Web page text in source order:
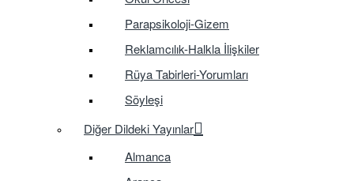
Parapsikoloji-Gizem
Reklamcılık-Halkla İlişkiler
Rüya Tabirleri-Yorumları
Söyleşi
Diğer Dildeki Yayınlar
Almanca